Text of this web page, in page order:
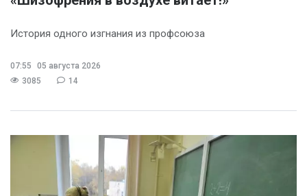
История одного изгнания из профсоюза
07:55
05 августа 2026
3085
14